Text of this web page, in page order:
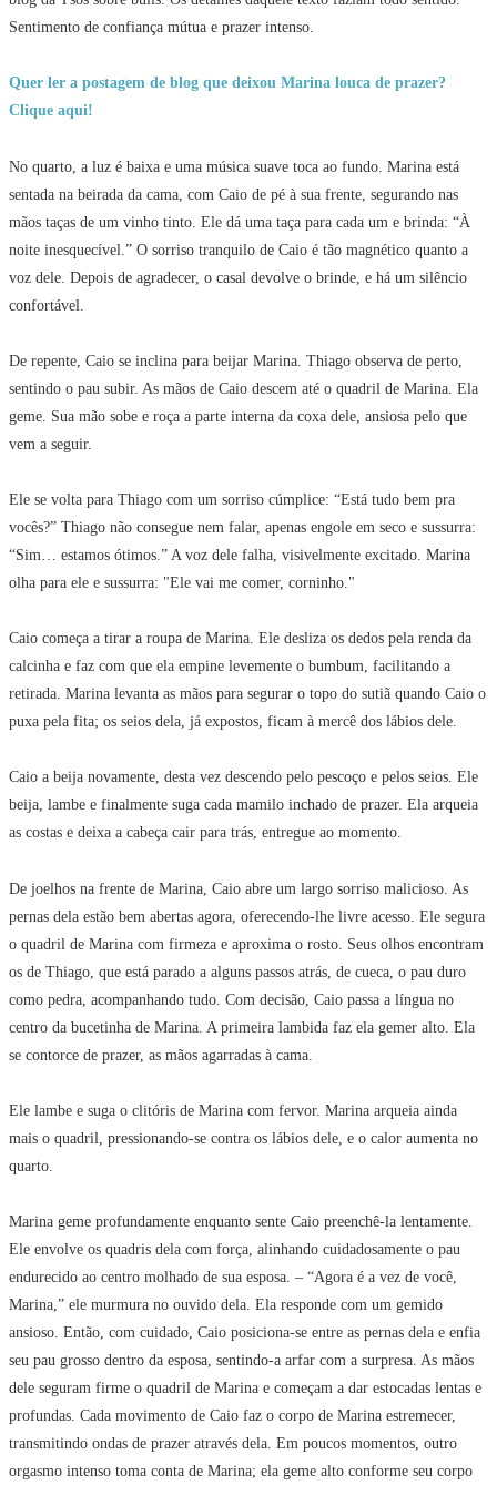
Sentimento de confiança mútua e prazer intenso.
Quer ler a postagem de blog que deixou Marina louca de prazer?
Clique aqui!
No quarto, a luz é baixa e uma música suave toca ao fundo. Marina está
sentada na beirada da cama, com Caio de pé à sua frente, segurando nas
mãos taças de um vinho tinto. Ele dá uma taça para cada um e brinda: “À
noite inesquecível.” O sorriso tranquilo de Caio é tão magnético quanto a
voz dele. Depois de agradecer, o casal devolve o brinde, e há um silêncio
confortável.
De repente, Caio se inclina para beijar Marina. Thiago observa de perto,
sentindo o pau subir. As mãos de Caio descem até o quadril de Marina. Ela
geme. Sua mão sobe e roça a parte interna da coxa dele, ansiosa pelo que
vem a seguir.
Ele se volta para Thiago com um sorriso cúmplice: “Está tudo bem pra
vocês?” Thiago não consegue nem falar, apenas engole em seco e sussurra:
“Sim… estamos ótimos.” A voz dele falha, visivelmente excitado. Marina
olha para ele e sussurra: "Ele vai me comer, corninho."
Caio começa a tirar a roupa de Marina. Ele desliza os dedos pela renda da
calcinha e faz com que ela empine levemente o bumbum, facilitando a
retirada. Marina levanta as mãos para segurar o topo do sutiã quando Caio o
puxa pela fita; os seios dela, já expostos, ficam à mercê dos lábios dele.
Caio a beija novamente, desta vez descendo pelo pescoço e pelos seios. Ele
beija, lambe e finalmente suga cada mamilo inchado de prazer. Ela arqueia
as costas e deixa a cabeça cair para trás, entregue ao momento.
De joelhos na frente de Marina, Caio abre um largo sorriso malicioso. As
pernas dela estão bem abertas agora, oferecendo-lhe livre acesso. Ele segura
o quadril de Marina com firmeza e aproxima o rosto. Seus olhos encontram
os de Thiago, que está parado a alguns passos atrás, de cueca, o pau duro
como pedra, acompanhando tudo. Com decisão, Caio passa a língua no
centro da bucetinha de Marina. A primeira lambida faz ela gemer alto. Ela
se contorce de prazer, as mãos agarradas à cama.
Ele lambe e suga o clitóris de Marina com fervor. Marina arqueia ainda
mais o quadril, pressionando-se contra os lábios dele, e o calor aumenta no
quarto.
Marina geme profundamente enquanto sente Caio preenchê-la lentamente.
Ele envolve os quadris dela com força, alinhando cuidadosamente o pau
endurecido ao centro molhado de sua esposa. – “Agora é a vez de você,
Marina,” ele murmura no ouvido dela. Ela responde com um gemido
ansioso. Então, com cuidado, Caio posiciona-se entre as pernas dela e enfia
seu pau grosso dentro da esposa, sentindo-a arfar com a surpresa. As mãos
dele seguram firme o quadril de Marina e começam a dar estocadas lentas e
profundas. Cada movimento de Caio faz o corpo de Marina estremecer,
transmitindo ondas de prazer através dela. Em poucos momentos, outro
orgasmo intenso toma conta de Marina; ela geme alto conforme seu corpo